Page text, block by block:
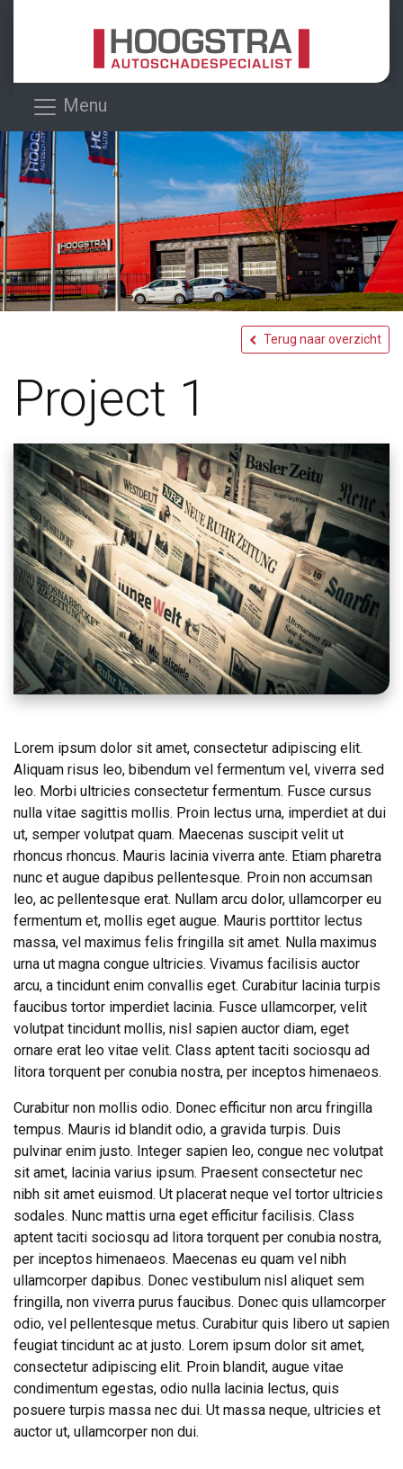
Menu
Project 1
Terug naar overzicht
Lorem ipsum dolor sit amet, consectetur adipiscing elit.
Aliquam risus leo, bibendum vel fermentum vel, viverra sed
leo. Morbi ultricies consectetur fermentum. Fusce cursus
nulla vitae sagittis mollis. Proin lectus urna, imperdiet at dui
ut, semper volutpat quam. Maecenas suscipit velit ut
rhoncus rhoncus. Mauris lacinia viverra ante. Etiam pharetra
nunc et augue dapibus pellentesque. Proin non accumsan
leo, ac pellentesque erat. Nullam arcu dolor, ullamcorper eu
fermentum et, mollis eget augue. Mauris porttitor lectus
massa, vel maximus felis fringilla sit amet. Nulla maximus
urna ut magna congue ultricies. Vivamus facilisis auctor
arcu, a tincidunt enim convallis eget. Curabitur lacinia turpis
faucibus tortor imperdiet lacinia. Fusce ullamcorper, velit
volutpat tincidunt mollis, nisl sapien auctor diam, eget
ornare erat leo vitae velit. Class aptent taciti sociosqu ad
litora torquent per conubia nostra, per inceptos himenaeos.
Curabitur non mollis odio. Donec efficitur non arcu fringilla
tempus. Mauris id blandit odio, a gravida turpis. Duis
pulvinar enim justo. Integer sapien leo, congue nec volutpat
sit amet, lacinia varius ipsum. Praesent consectetur nec
nibh sit amet euismod. Ut placerat neque vel tortor ultricies
sodales. Nunc mattis urna eget efficitur facilisis. Class
aptent taciti sociosqu ad litora torquent per conubia nostra,
per inceptos himenaeos. Maecenas eu quam vel nibh
ullamcorper dapibus. Donec vestibulum nisl aliquet sem
fringilla, non viverra purus faucibus. Donec quis ullamcorper
odio, vel pellentesque metus. Curabitur quis libero ut sapien
feugiat tincidunt ac at justo. Lorem ipsum dolor sit amet,
consectetur adipiscing elit. Proin blandit, augue vitae
condimentum egestas, odio nulla lacinia lectus, quis
posuere turpis massa nec dui. Ut massa neque, ultricies et
auctor ut, ullamcorper non dui.